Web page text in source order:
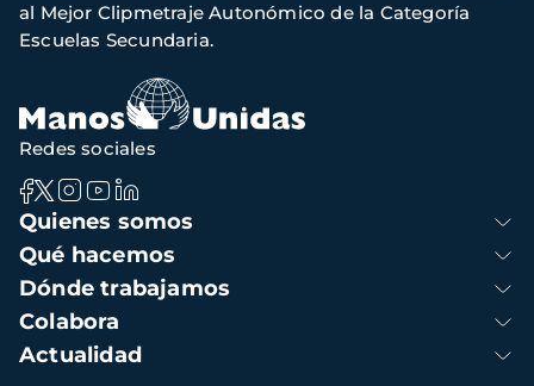
al Mejor Clipmetraje Autonómico de la Categoría
Escuelas Secundaria.
Navegación
principal
Quienes somos
Qué hacemos
Dónde trabajamos
Colabora
Actualidad
Redes sociales